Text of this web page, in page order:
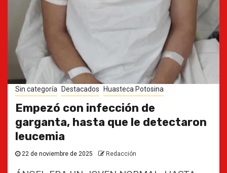
Sin categoría Destacados Huasteca Potosina
Empezó con infección de
garganta, hasta que le detectaron
leucemia
22 de noviembre de 2025 Redacción